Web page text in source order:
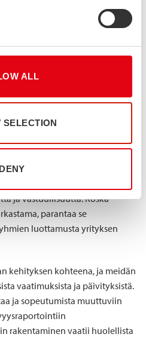
ALL
SELECTION
DENY
yritystason päästöjen
sitoutuminen SBT-
auta täyttämään
myös tarjoaa meille
vastaaminen tukee
sijoittajilla ja viranomaisilla,
laajasti luotettavia
ja vastuullisuutta. Koska
parantaa se
luottamusta yrityksen
kehityksen kohteena, ja meidän
vaatimuksista ja päivityksistä.
ja sopeutumista muuttuviin
rakentaminen vaatii huolellista